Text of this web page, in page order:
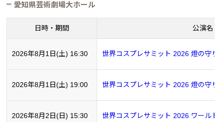
愛知県芸術劇場大ホール
日時・期間 公演名
2026年8月1日(土) 16:30 世界コスプレサミット 2026 燈の守
2026年8月1日(土) 19:00 世界コスプレサミット 2026 燈の守
2026年8月2日(日) 15:30 世界コスプレサミット 2026 ワール